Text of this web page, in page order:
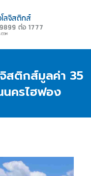
สติกส์มูลค่า 35
นครไฮฟอง